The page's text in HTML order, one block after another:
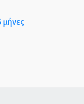
μήνες